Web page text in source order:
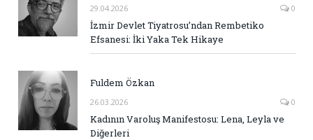
29.04.2026 0
İzmir Devlet Tiyatrosu’ndan Rembetiko
Efsanesi: İki Yaka Tek Hikaye
Fuldem Özkan
26.03.2026 0
Kadının Varoluş Manifestosu: Lena, Leyla ve
Diğerleri